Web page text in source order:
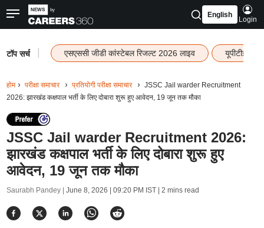
English
Login
टॉप सर्च एसएससी जीडी कांस्टेबल रिजल्ट 2026 लाइव यूपीटीईटी
होम परीक्षा समाचार प्रतियोगी परीक्षा समाचार
JSSC Jail warder Recruitment
2026: झारखंड कक्षपाल भर्ती के लिए दोबारा शुरू हुए आवेदन, 19 जून तक मौका
JSSC Jail warder Recruitment 2026:
झारखंड कक्षपाल भर्ती के लिए दोबारा शुरू हुए
आवेदन, 19 जून तक मौका
Saurabh Pandey | June 8, 2026 | 09:20 PM IST| 2 mins read